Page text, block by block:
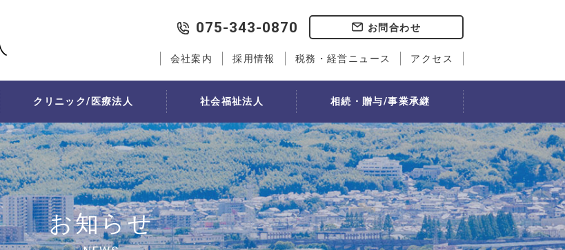
075-343-0870 お問合わせ
会社案内 採用情報 税務・経営ニュース アクセス
）の流れ
経営支援
将軍の日（中期経営計画策定支援）
経営幹部育成支援「コンパスミーティング」
人事書式ダウンロード
創業
創業者向け中期経営計画策定教室
創業支援制度の活用
会社設立
法人設立シミュレーション
クリニック/医療法人
営サポート
会計サポート
は
策
人設立・分院設立
労務サポート
医院継承
医院の現状分析
承継者・承継方法の選定
医院承継計画の策定
個人診療所の承継の流れ
医療法人の承継の流れ
歯科会計サービス
社会福祉法人
の新会計基準 社会福祉法人の税務 社会福祉法人経営実務検定講座
相続・贈与/事業承継
相続・贈与対策
遺言作成
個人財産の現状分析
贈与税申告が必要な場合
事業承継
事業承継計画
自社株評価・対策
従業員持ち株会制度
お知らせ